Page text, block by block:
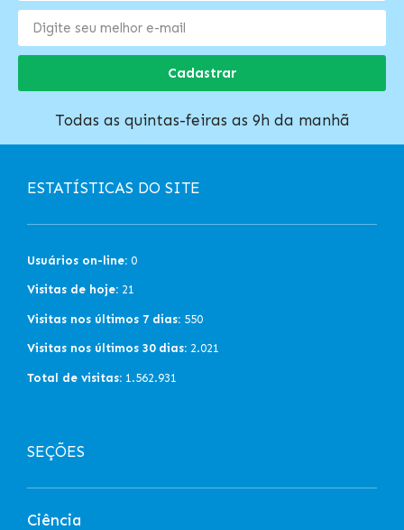
Cadastrar
Todas as quintas-feiras as 9h da manhã
ESTATÍSTICAS DO SITE
Usuários on-line: 0
Visitas de hoje: 21
Visitas nos últimos 7 dias: 550
Visitas nos últimos 30 dias: 2.021
Total de visitas: 1.562.931
SEÇÕES
Ciência